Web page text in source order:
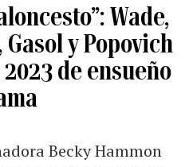
Wade,
y Popovich
de ensueño
Becky Hammon